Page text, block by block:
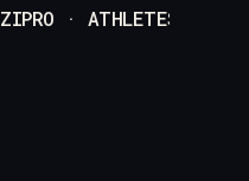
ZIPRO · ATHLETES